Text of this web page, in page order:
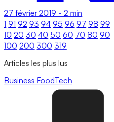
27 février 2019 - 2 min
1 91 92 93 94 95 96 97 98 99
10 20 30 40 50 60 70 80 90
100 200 300 319
Articles les plus lus
Business FoodTech